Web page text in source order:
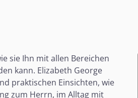
sie Ihn mit allen Bereichen
kann. Elizabeth George
praktischen Einsichten, wie
zum Herrn, im Alltag mit